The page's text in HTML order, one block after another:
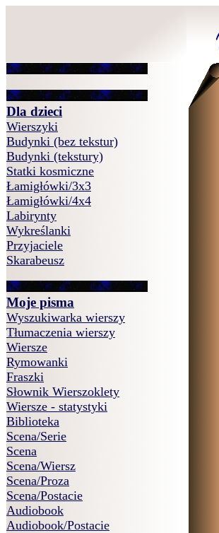
Dla dzieci
Wierszyki
Budynki (bez tekstur)
Budynki (tekstury)
Statki kosmiczne
Łamigłówki/3x3
Łamigłówki/4x4
Labirynty
Wykreślanki
Przyjaciele
Skarabeusz
Moje pisma
Wyszukiwarka wierszy
Tłumaczenia wierszy
Wiersze
Rymowanki
Fraszki
Słownik Wierszoklety
Wiersze - statystyki
Biblioteka
Scena/Serie
Scena
Scena/Wiersz
Scena/Proza
Scena/Postacie
Audiobook
Audiobook/Postacie